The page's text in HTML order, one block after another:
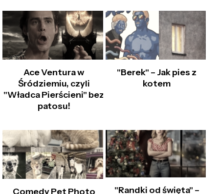
Ace Ventura w
Śródziemiu, czyli
"Władca Pierścieni" bez
patosu!
"Berek" – Jak pies z
kotem
Comedy Pet Photo "Randki od święta" –